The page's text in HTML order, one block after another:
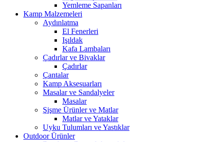
Yemleme Sapanları
Kamp Malzemeleri
Aydınlatma
El Fenerleri
Işıldak
Kafa Lambaları
Çadırlar ve Bivaklar
Çadırlar
Çantalar
Kamp Aksesuarları
Masalar ve Sandalyeler
Masalar
Şişme Ürünler ve Matlar
Matlar ve Yataklar
Uyku Tulumları ve Yastıklar
Outdoor Ürünler